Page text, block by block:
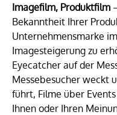
Imagefilm, Produktfilm
Bekanntheit Ihrer
Unternehmensmarke
Imagesteigerung zu
Eyecatcher auf der
Messebesucher weckt
führt, Filme über
Ihnen oder Ihren